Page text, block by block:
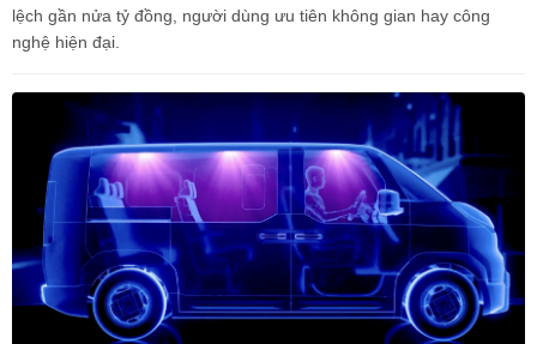
lệch gần nửa tỷ đồng, người dùng ưu tiên không gian hay công
nghệ hiện đại.